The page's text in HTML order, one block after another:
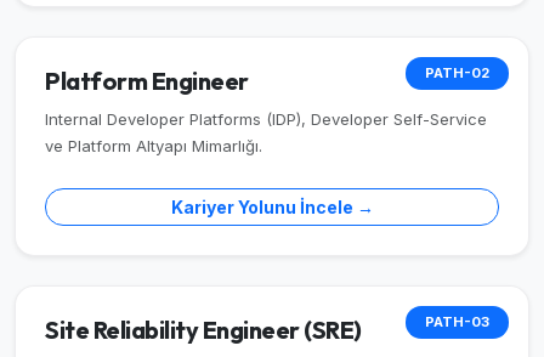
PATH-02
Platform Engineer
Internal Developer Platforms (IDP), Developer Self-Service
ve Platform Altyapı Mimarlığı.
Kariyer Yolunu İncele →
PATH-03
Site Reliability Engineer (SRE)